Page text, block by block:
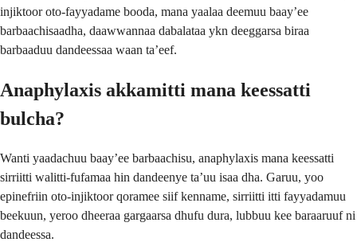
injiktoor oto-fayyadame booda, mana yaalaa deemuu baay’ee
barbaachisaadha, daawwannaa dabalataa ykn deeggarsa biraa
barbaaduu dandeessaa waan ta’eef.
Anaphylaxis akkamitti mana keessatti
bulcha?
Wanti yaadachuu baay’ee barbaachisu, anaphylaxis mana keessatti
sirriitti walitti-fufamaa hin dandeenye ta’uu isaa dha. Garuu, yoo
epinefriin oto-injiktoor qoramee siif kenname, sirriitti itti fayyadamuu
beekuun, yeroo dheeraa gargaarsa dhufu dura, lubbuu kee baraaruuf ni
dandeessa.